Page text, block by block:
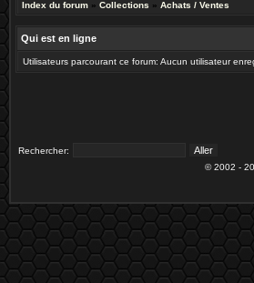
Index du forum » Collections » Achats / Ventes
Qui est en ligne
Utilisateurs parcourant ce forum: Aucun utilisateur
Rechercher:
© 2002 -